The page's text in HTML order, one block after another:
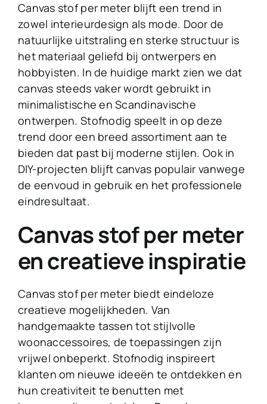
Canvas stof per meter blijft een trend in
zowel interieurdesign als mode. Door de
natuurlijke uitstraling en sterke structuur is
het materiaal geliefd bij ontwerpers en
hobbyisten. In de huidige markt zien we dat
canvas steeds vaker wordt gebruikt in
minimalistische en Scandinavische
ontwerpen. Stofnodig speelt in op deze
trend door een breed assortiment aan te
bieden dat past bij moderne stijlen. Ook in
DIY-projecten blijft canvas populair vanwege
de eenvoud in gebruik en het professionele
eindresultaat.
Canvas stof per meter
en creatieve inspiratie
Canvas stof per meter biedt eindeloze
creatieve mogelijkheden. Van
handgemaakte tassen tot stijlvolle
woonaccessoires, de toepassingen zijn
vrijwel onbeperkt. Stofnodig inspireert
klanten om nieuwe ideeën te ontdekken en
hun creativiteit te benutten met